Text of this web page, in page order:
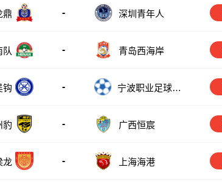
鼎 - 深圳青年人
队 - 青岛西海岸
钩 -
宁波职业足球俱
豹 - 广西恒宸
龙 - 上海海港